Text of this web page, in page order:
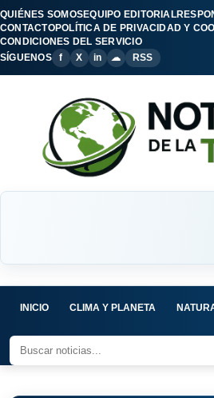
QUIÉNES SOMOSEQUIPO EDITORIAL
CONTACTOPOLÍTICA DE PRIVACIDAD Y
CONDICIONES DEL SERVICIO
SÍGUENOS
f X in ☁ RSS
INICIO CLIMA Y PLANETA